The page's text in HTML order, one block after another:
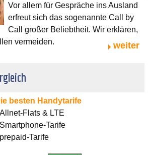
Vor allem für Gespräche ins Ausland
erfreut sich das sogenannte Call by
Call großer Beliebtheit. Wir erklären,
vermeiden.
weiter
besten Handytarife
Flats & LTE
Tarife
Tarife